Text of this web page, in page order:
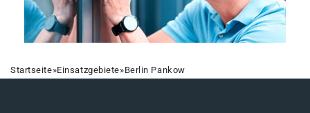
Startseite»Einsatzgebiete»Berlin Pankow